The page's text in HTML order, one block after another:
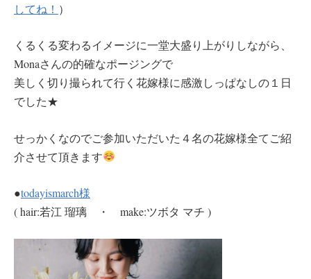
してね！ ）
くるくる変わるイメージに一堂大盛り上がりしながら、
Monaさんの的確なポージングで
美しく切り撮られて行く花嫁様に感激しっぱなしの１日
でした★
せっかくなのでご参加いただいた４名の花嫁様全てご紹
介させて頂きます
●todayismarch様
( hair:若江 瑠璃 ・ make:ツボタ マチ )